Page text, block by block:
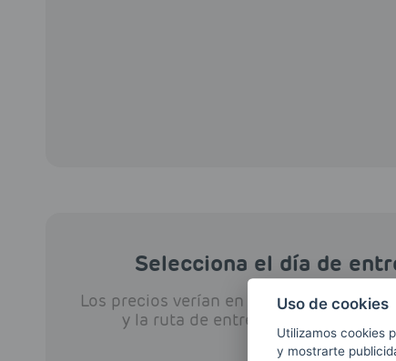
Selecciona el día de
Los precios verían en función de la
y la ruta de entrega del distribuidor
Uso de cookies
Utilizamos cookies
y mostrarte